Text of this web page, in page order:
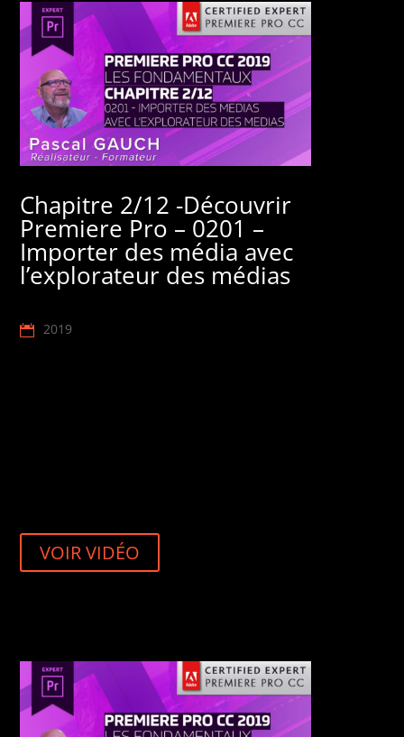
Chapitre 2/12 -Découvrir
Premiere Pro – 0201 –
Importer des média avec
l’explorateur des médias
2019
VOIR VIDÉO